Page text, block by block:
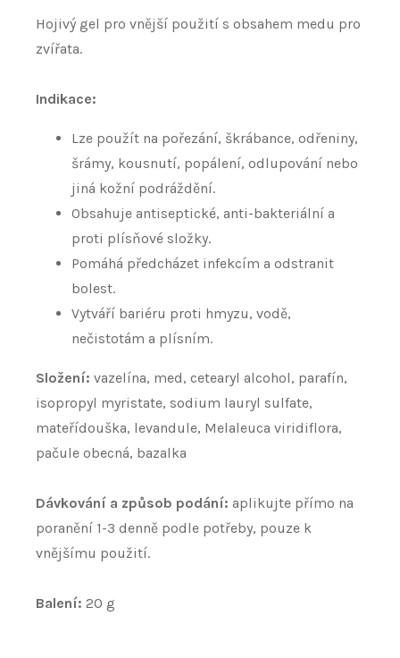
Hojivý gel pro vnější použití s obsahem medu pro
zvířata.
Indikace:
Lze použít na pořezání, škrábance, odřeniny,
šrámy, kousnutí, popálení, odlupování nebo
jiná kožní podráždění.
Obsahuje antiseptické, anti-bakteriální a
proti plísňové složky.
Pomáhá předcházet infekcím a odstranit
bolest.
Vytváří bariéru proti hmyzu, vodě,
nečistotám a plísním.
Složení: vazelína, med, cetearyl alcohol, parafín,
isopropyl myristate, sodium lauryl sulfate,
mateřídouška, levandule, Melaleuca viridiflora,
pačule obecná, bazalka
Dávkování a způsob podání: aplikujte přímo na
poranění 1-3 denně podle potřeby, pouze k
vnějšímu použití.
Balení: 20 g